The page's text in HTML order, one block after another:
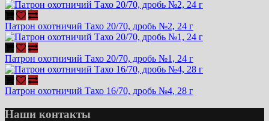
Патрон охотничий Тахо 20/70, дробь №2, 24 г
Патрон охотничий Тахо 20/70, дробь №1, 24 г
Патрон охотничий Тахо 16/70, дробь №4, 28 г
Наши контакты